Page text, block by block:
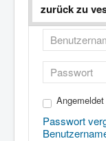
zurück zu
Passwort